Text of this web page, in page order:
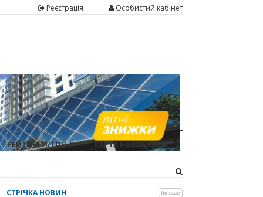
Реєстрація Особистий кабінет
РЕЙТИНГИ/ТОП-5 КАРТА НОВОБУДОВ
СТРІЧКА НОВИН більше